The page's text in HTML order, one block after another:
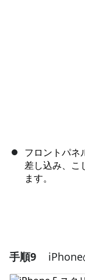
フロントパネ
差し込み、こ
ます。
手順9 iPhone